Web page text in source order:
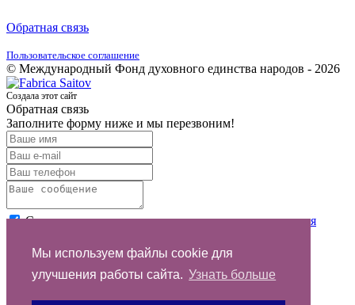
Мы используем файлы cookie для
улучшения работы сайта. Узнать больше
Обратная связь
Пользовательское соглашение
© Международный Фонд духовного единства народов - 2026
Создала этот сайт
Обратная связь
Заполните форму ниже и мы перезвоним!
Согласен с условиямипользовательского соглашения
Спасибо за обращение